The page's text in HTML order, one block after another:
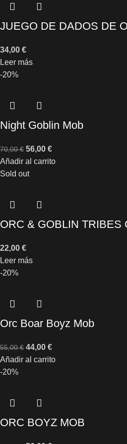
JUEGO DE DADOS DE
34,00 €
Leer más
-20%
Night Goblin Mob
70,00€ 56,00 €
Añadir al carrito
Sold out
ORC & GOBLIN TRIBES
22,00 €
Leer más
-20%
Orc Boar Boyz Mob
55,00€ 44,00 €
Añadir al carrito
-20%
ORC BOYZ MOB